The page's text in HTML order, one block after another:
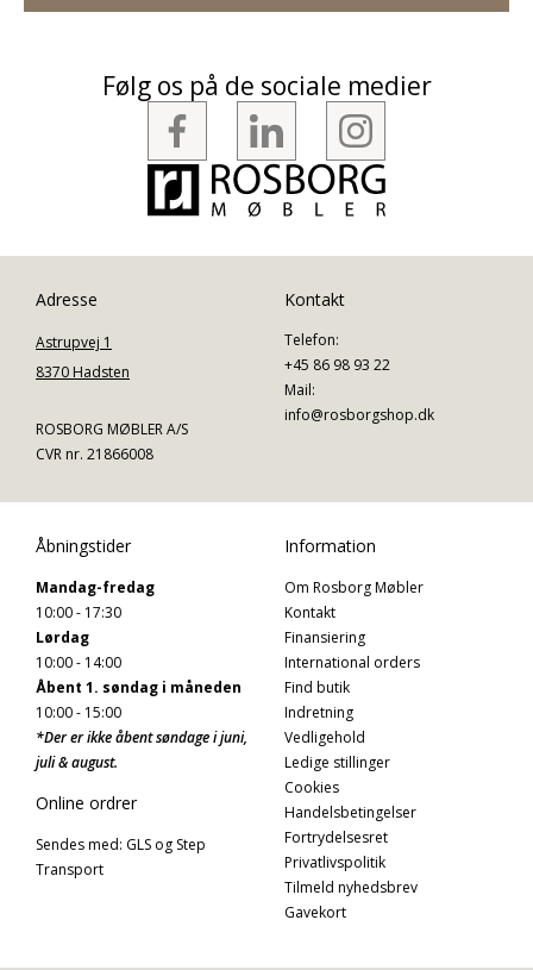
Følg os på de sociale medier
Adresse
Astrupvej 1
8370 Hadsten
ROSBORG MØBLER A/S
CVR nr. 21866008
Kontakt
Telefon:
+45 86 98 93 22
Mail:
info@rosborgshop.dk
Åbningstider
Mandag-fredag
10:00 - 17:30
Lørdag
10:00 - 14:00
Åbent 1. søndag i måneden
10:00 - 15:00
*Der er ikke åbent søndage i juni,
juli & august.
Online ordrer
Sendes med: GLS og Step
Transport
Information
Om Rosborg Møbler
Kontakt
Finansiering
International orders
Find butik
Indretning
Vedligehold
Ledige stillinger
Cookies
Handelsbetingelser
Fortrydelsesret
Privatlivspolitik
Tilmeld nyhedsbrev
Gavekort